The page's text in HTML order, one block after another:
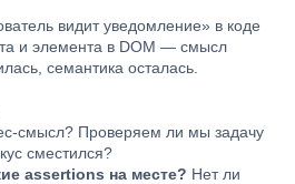
видит уведомление» в коде
и элемента в DOM — смысл
семантика осталась.
смысл? Проверяем ли мы задачу
сместился?
assertions на месте? Нет ли